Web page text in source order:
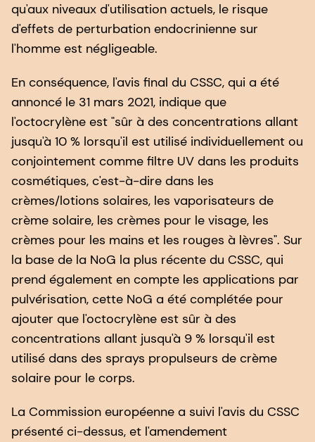
qu'aux niveaux d'utilisation actuels, le risque
d'effets de perturbation endocrinienne sur
l'homme est négligeable.
En conséquence, l'avis final du CSSC, qui a été
annoncé le 31 mars 2021, indique que
l'octocrylène est "sûr à des concentrations allant
jusqu'à 10 % lorsqu'il est utilisé individuellement ou
conjointement comme filtre UV dans les produits
cosmétiques, c'est-à-dire dans les
crèmes/lotions solaires, les vaporisateurs de
crème solaire, les crèmes pour le visage, les
crèmes pour les mains et les rouges à lèvres". Sur
la base de la NoG la plus récente du CSSC, qui
prend également en compte les applications par
pulvérisation, cette NoG a été complétée pour
ajouter que l'octocrylène est sûr à des
concentrations allant jusqu'à 9 % lorsqu'il est
utilisé dans des sprays propulseurs de crème
solaire pour le corps.
La Commission européenne a suivi l'avis du CSSC
présenté ci-dessus, et l'amendement